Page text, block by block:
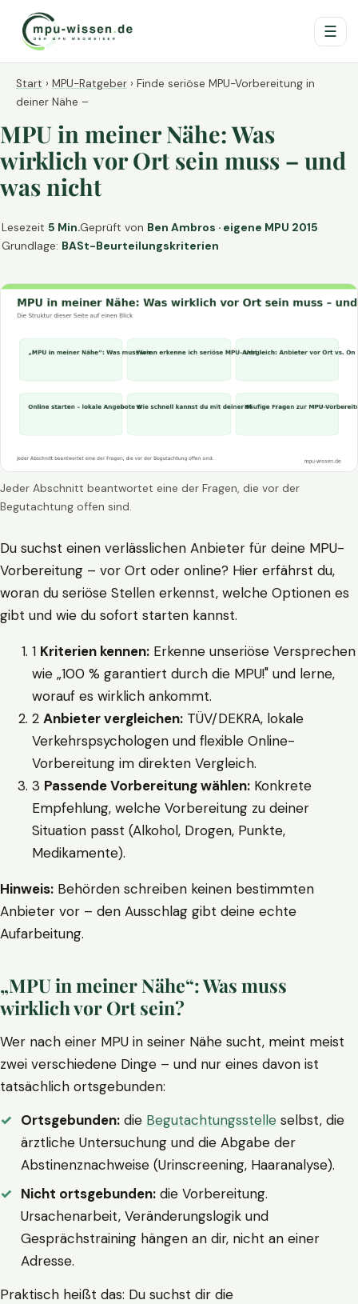
☰
Start › MPU-Ratgeber › Finde seriöse MPU-Vorbereitung in
deiner Nähe –
MPU in meiner Nähe: Was
wirklich vor Ort sein muss – und
was nicht
Lesezeit 5 Min.Geprüft von Ben Ambros · eigene MPU 2015
Grundlage: BASt-Beurteilungskriterien
Jeder Abschnitt beantwortet eine der Fragen, die vor der
Begutachtung offen sind.
Du suchst einen verlässlichen Anbieter für deine MPU-
Vorbereitung – vor Ort oder online? Hier erfährst du,
woran du seriöse Stellen erkennst, welche Optionen es
gibt und wie du sofort starten kannst.
1 Kriterien kennen: Erkenne unseriöse Versprechen
wie „100 % garantiert durch die MPU!" und lerne,
worauf es wirklich ankommt.
2 Anbieter vergleichen: TÜV/DEKRA, lokale
Verkehrspsychologen und flexible Online-
Vorbereitung im direkten Vergleich.
3 Passende Vorbereitung wählen: Konkrete
Empfehlung, welche Vorbereitung zu deiner
Situation passt (Alkohol, Drogen, Punkte,
Medikamente).
Hinweis: Behörden schreiben keinen bestimmten
Anbieter vor – den Ausschlag gibt deine echte
Aufarbeitung.
„MPU in meiner Nähe“: Was muss
wirklich vor Ort sein?
Wer nach einer MPU in seiner Nähe sucht, meint meist
zwei verschiedene Dinge – und nur eines davon ist
tatsächlich ortsgebunden:
Ortsgebunden: die Begutachtungsstelle selbst, die
ärztliche Untersuchung und die Abgabe der
Abstinenznachweise (Urinscreening, Haaranalyse).
Nicht ortsgebunden: die Vorbereitung.
Ursachenarbeit, Veränderungslogik und
Gesprächstraining hängen an dir, nicht an einer
Adresse.
Praktisch heißt das: Du suchst dir die